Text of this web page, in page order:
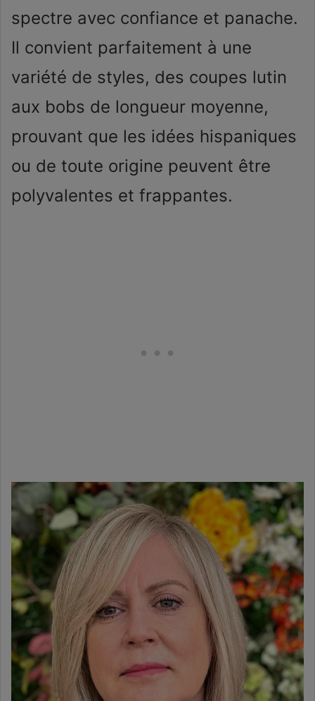
spectre avec confiance et panache.
Il convient parfaitement à une
variété de styles, des coupes lutin
aux bobs de longueur moyenne,
prouvant que les idées hispaniques
ou de toute origine peuvent être
polyvalentes et frappantes.